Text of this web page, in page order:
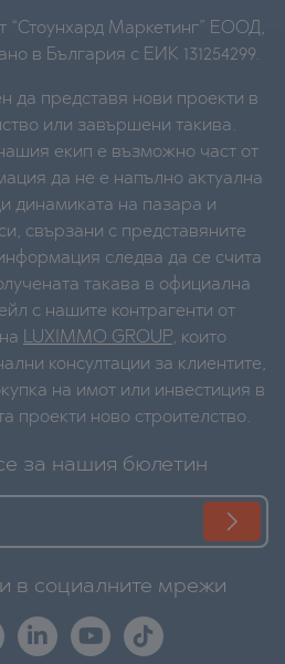
“Стоунхард Маркетинг” ЕООД,
в България с ЕИК 131254299.
да представя нови проекти в
или завършени такива.
екип е възможно част от
да не е напълно актуална
динамиката на пазара и
свързани с представяните
следва да се счита
такава в официална
с нашите контрагенти от
LUXIMMO GROUP, които
консултации за клиентите,
на имот или инвестиция в
проекти ново строителство.
за нашия бюлетин
в социалните мрежи